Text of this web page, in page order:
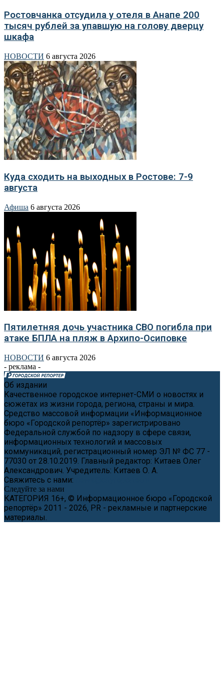
Ростовчанка отсудила у отеля в Анапе 200
тысяч рублей за упавшую на голову дверцу
шкафа
НОВОСТИ 6 августа 2026
Куда сходить на выходных в Ростове: 7-9
августа
Афиша 6 августа 2026
Пятилетняя дочь участника СВО погибла при
атаке БПЛА на пляж в Архипо-Осиповке
НОВОСТИ 6 августа 2026
- реклама -
Об издании
Качественное городское интернет-СМИ о новостях и
сюжетах из жизни города, региона, страны и мира.
Средство массовой информации «Информационное
бюро «Городской репортёр» зарегистрировано
Федеральной службой по надзору в сфере связи,
информационных технологий и массовых
коммуникаций, регистрационный номер ЭЛ № ФС 77 -
77030 от 28.10.2019. Главный редактор: Китаев Олег
Александрович. Учредитель: Китаев О. А.
Свяжитесь с нами:
Следуйте за нами
КАТЕГОРИЯ 16+, © Информационное бюро «Городской
репортёр» 2011 - 2026, PR - рекламные и партнерские
материалы.